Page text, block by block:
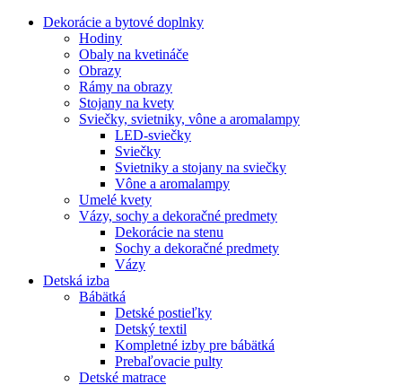
Dekorácie a bytové doplnky
Hodiny
Obaly na kvetináče
Obrazy
Rámy na obrazy
Stojany na kvety
Sviečky, svietniky, vône a aromalampy
LED-sviečky
Sviečky
Svietniky a stojany na sviečky
Vône a aromalampy
Umelé kvety
Vázy, sochy a dekoračné predmety
Dekorácie na stenu
Sochy a dekoračné predmety
Vázy
Detská izba
Bábätká
Detské postieľky
Detský textil
Kompletné izby pre bábätká
Prebaľovacie pulty
Detské matrace